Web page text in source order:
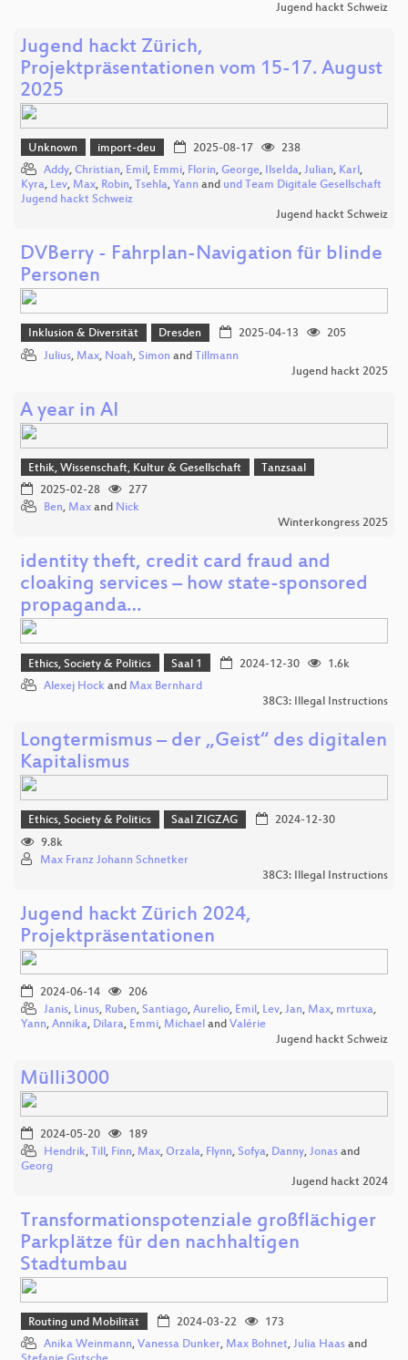
Jugend hackt Schweiz
Jugend hackt Zürich,
Projektpräsentationen vom 15-17. August
2025
Unknown import-deu 2025-08-17
238
Addy, Christian, Emil, Emmi, Florin, George, IlseIda, Julian, Karl,
Kyra, Lev, Max, Robin, Tsehla, Yann and und Team Digitale Gesellschaft
Jugend hackt Schweiz
Jugend hackt Schweiz
DVBerry - Fahrplan-Navigation für blinde
Personen
Inklusion & Diversität Dresden 2025-04-13
205
Julius, Max, Noah, Simon and Tillmann
Jugend hackt 2025
A year in AI
Ethik, Wissenschaft, Kultur & Gesellschaft
Tanzsaal
2025-02-28
277
Ben, Max and Nick
Winterkongress 2025
identity theft, credit card fraud and
cloaking services – how state-sponsored
propaganda…
Ethics, Society & Politics Saal 1 2024-12-30
1.6k
Alexej Hock and Max Bernhard
38C3: Illegal Instructions
Longtermismus – der „Geist“ des digitalen
Kapitalismus
Ethics, Society & Politics Saal ZIGZAG
2024-12-30
9.8k
Max Franz Johann Schnetker
38C3: Illegal Instructions
Jugend hackt Zürich 2024,
Projektpräsentationen
2024-06-14
206
Janis, Linus, Ruben, Santiago, Aurelio, Emil , Lev, Jan, Max, mrtuxa,
Yann, Annika, Dilara, Emmi, Michael and Valérie
Jugend hackt Schweiz
Mülli3000
2024-05-20
189
Hendrik, Till , Finn, Max, Orzala, Flynn, Sofya, Danny, Jonas and
Georg
Jugend hackt 2024
Transformationspotenziale großflächiger
Parkplätze für den nachhaltigen
Stadtumbau
Routing und Mobilität 2024-03-22
173
Anika Weinmann, Vanessa Dunker, Max Bohnet, Julia Haas and